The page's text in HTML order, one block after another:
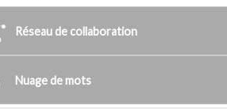
Réseau de collaboration
Nuage de mots